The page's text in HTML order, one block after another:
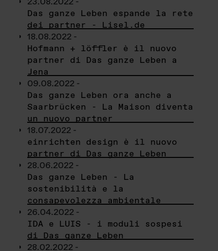
Das ganze Leben espande la rete
dei partner - Lisel.de
18.08.2022 -
Hofmann + löffler è il nuovo
partner di Das ganze Leben a
Jena
09.08.2022 -
Das ganze Leben ora anche a
Saarbrücken - La Maison diventa
un nuovo partner
18.07.2022 -
einrichten design è il nuovo
partner di Das ganze Leben
28.06.2022 -
Das ganze Leben - La
sostenibilità e la
consapevolezza ambientale
26.04.2022 -
IDA e LUIS - i moduli sospesi
di Das ganze Leben
28.02.2022 -